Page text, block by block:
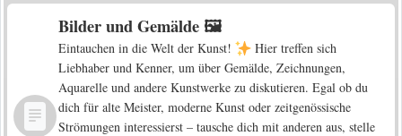
Bilder und Gemälde 🖼️
Eintauchen in die Welt der Kunst!
Hier treffen sich
Liebhaber und Kenner, um über Gemälde, Zeichnungen,
Aquarelle und andere Kunstwerke zu diskutieren. Egal ob du
dich für alte Meister, moderne Kunst oder zeitgenössische
Strömungen interessierst – tausche dich mit anderen aus, stelle